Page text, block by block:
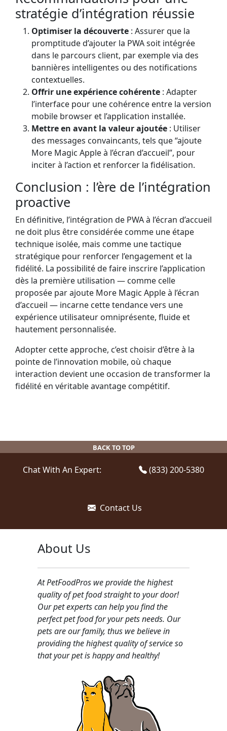
stratégie d’intégration réussie
Optimiser la découverte : Assurer que la
promptitude d’ajouter la PWA soit intégrée
dans le parcours client, par exemple via des
bannières intelligentes ou des notifications
contextuelles.
Offrir une expérience cohérente : Adapter
l’interface pour une cohérence entre la version
mobile browser et l’application installée.
Mettre en avant la valeur ajoutée : Utiliser
des messages convaincants, tels que “ajoute
More Magic Apple à l’écran d’accueil”, pour
inciter à l’action et renforcer la fidélisation.
Conclusion : l’ère de l’intégration
proactive
En définitive, l’intégration de PWA à l’écran d’accueil
ne doit plus être considérée comme une étape
technique isolée, mais comme une tactique
stratégique pour renforcer l’engagement et la
fidélité. La possibilité de faire inscrire l’application
dès la première utilisation — comme celle
proposée par ajoute More Magic Apple à l’écran
d’accueil — incarne cette tendance vers une
expérience utilisateur omniprésente, fluide et
hautement personnalisée.
Adopter cette approche, c’est choisir d’être à la
pointe de l’innovation mobile, où chaque
interaction devient une occasion de transformer la
fidélité en véritable avantage compétitif.
BACK TO TOP
Chat With An Expert: (833) 200-5380
Contact Us
About Us
At PetFoodPros we provide the highest
quality of pet food straight to your door!
Our pet experts can help you find the
perfect pet food for your pets needs. Our
pets are our family, thus we believe in
providing the highest quality of service so
that your pet is happy and healthy!